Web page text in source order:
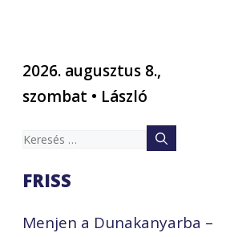
2026. augusztus 8.,
szombat • László
Keresés:
FRISS
Menjen a Dunakanyarba –